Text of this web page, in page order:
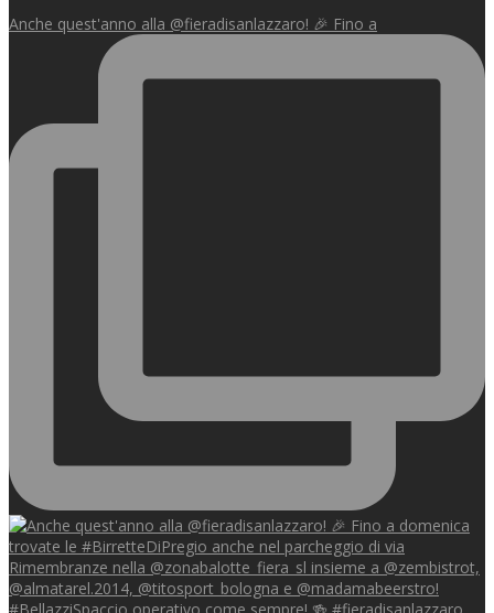
Anche quest'anno alla @fieradisanlazzaro! 🎉 Fino a